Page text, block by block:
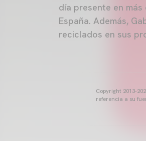
día presente en
España. Además,
reciclados en sus
Copyright 2013-
referencia a su